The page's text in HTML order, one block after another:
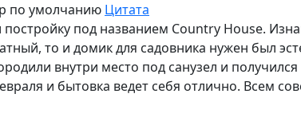
по умолчанию Цитата
под названием Country House.
то и домик для садовника нужен был
внутри место под санузел и
и бытовка ведет себя отлично. Всем